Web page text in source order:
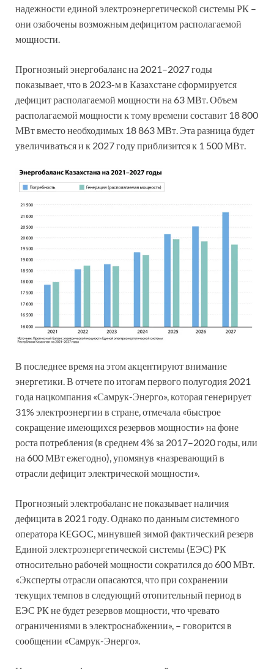
надежности единой электроэнергетической системы РК –
они озабочены возможным дефицитом располагаемой
мощности.
Прогнозный энергобаланс на 2021–2027 годы
показывает, что в 2023-м в Казахстане сформируется
дефицит располагаемой мощности на 63 МВт. Объем
располагаемой мощности к тому времени составит 18 800
МВт вместо необходимых 18 863 МВт. Эта разница будет
увеличиваться и к 2027 году приблизится к 1 500 МВт.
В последнее время на этом акцентируют внимание
энергетики. В отчете по итогам первого полугодия 2021
года нацкомпания «Самрук-Энерго», которая генерирует
31% электроэнергии в стране, отмечала «быстрое
сокращение имеющихся резервов мощности» на фоне
роста потребления (в среднем 4% за 2017–2020 годы, или
на 600 МВт ежегодно), упомянув «назревающий в
отрасли дефицит электрической мощности».
Прогнозный электробаланс не показывает наличия
дефицита в 2021 году. Однако по данным системного
оператора KEGOC, минувшей зимой фактический резерв
Единой электроэнергетической системы (ЕЭС) РК
относительно рабочей мощности сократился до 600 МВт.
«Эксперты отрасли опасаются, что при сохранении
текущих темпов в следующий отопительный период в
ЕЭС РК не будет резервов мощности, что чревато
ограничениями в электроснабжении», – говорится в
сообщении «Самрук-Энерго».